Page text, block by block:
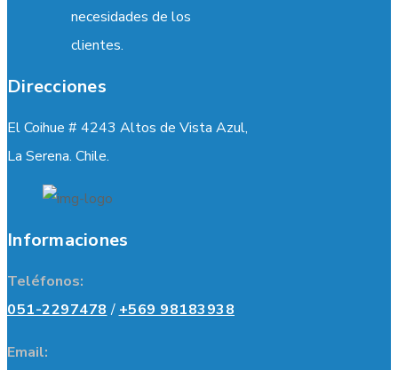
necesidades de los
clientes.
Direcciones
El Coihue # 4243 Altos de Vista Azul,
La Serena. Chile.
Informaciones
Teléfonos:
051-2297478/+569 98183938
Email: